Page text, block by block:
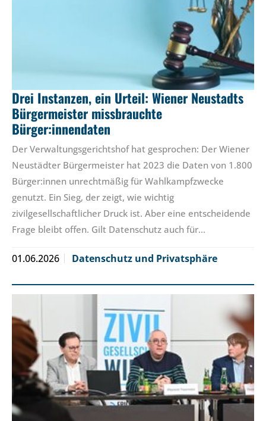
Drei Instanzen, ein Urteil: Wiener Neustadts
Bürgermeister missbrauchte
Bürger:innendaten
Der Verwaltungsgerichtshof hat gesprochen: Der Wiener
Neustädter Bürgermeister hat 2023 die Daten von 1.800
Bürger:innen unrechtmäßig für Wahlkampfzwecke
genutzt. Ein Sieg, der zeigt, wie wichtig
zivilgesellschaftlicher Druck ist. Aber eine entscheidende
Frage bleibt offen. Gilt Datenschutz auch für…
01.06.2026 Datenschutz und Privatsphäre